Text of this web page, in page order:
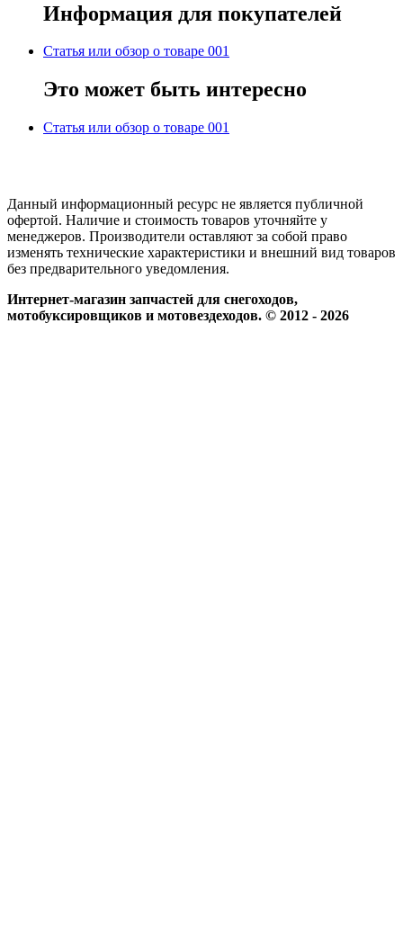
Информация для покупателей
Статья или обзор о товаре 001
Это может быть интересно
Статья или обзор о товаре 001
Данный информационный ресурс не является публичной
офертой. Наличие и стоимость товаров уточняйте у
менеджеров. Производители оставляют за собой право
изменять технические характеристики и внешний вид товаров
без предварительного уведомления.
Интернет-магазин запчастей для снегоходов,
мотобуксировщиков и мотовездеходов. © 2012 - 2026